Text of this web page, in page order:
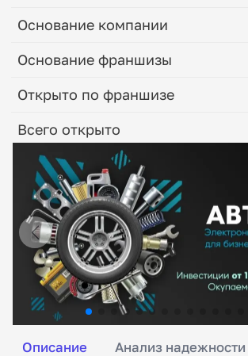
Описание Анализ надежности
Основание компании
Основание франшизы
Открыто по франшизе
Всего открыто